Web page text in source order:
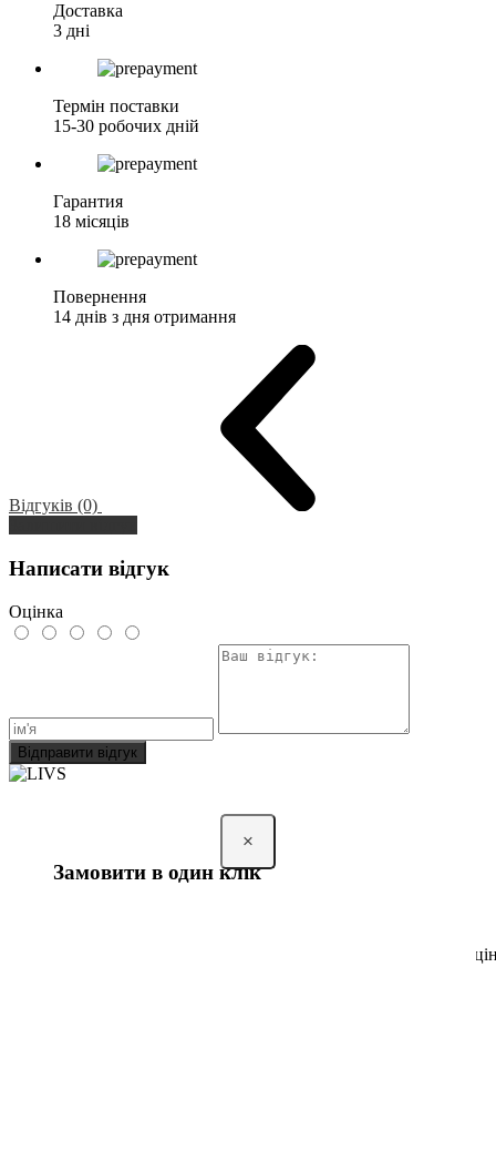
Доставка
3 дні
Термін поставки
15-30 робочих дній
​Гарантия
18 місяців
Повернення
14 днів з дня отримання
Відгуків (0)
Написати відгук
Оцінка
Відправити відгук
Замовити в один клік
матеріал, терміни виготовлення і сформувати загальну
×